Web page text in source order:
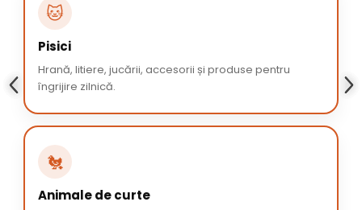
🐱
Pisici
Hrană, litiere, jucării, accesorii și produse pentru
îngrijire zilnică.
🐔
Animale de curte